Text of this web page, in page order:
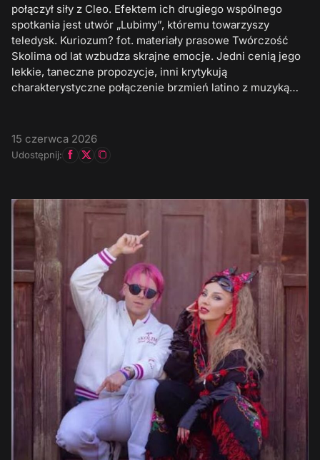
połączył siły z Cleo. Efektem ich drugiego wspólnego
spotkania jest utwór „Lubimy”, któremu towarzyszy
teledysk. Kuriozum? fot. materiały prasowe Twórczość
Skolima od lat wzbudza skrajne emocje. Jedni cenią jego
lekkie, taneczne propozycje, inni krytykują
charakterystyczne połączenie brzmień latino z muzyką…
15 czerwca 2026
Udostępnij: